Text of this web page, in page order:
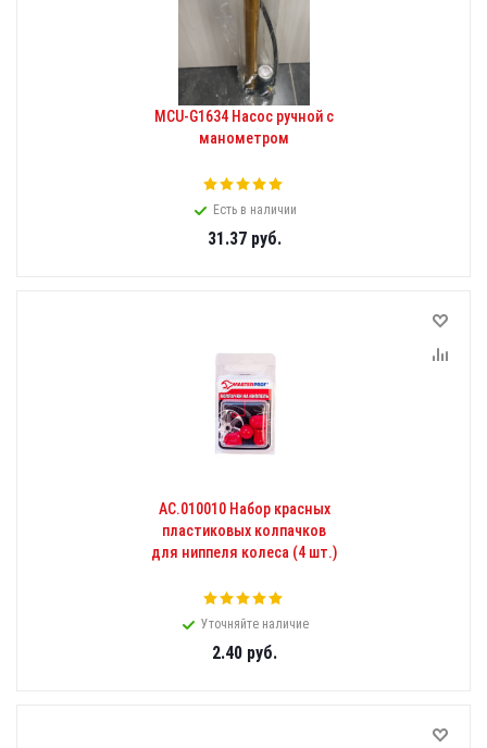
MCU-G1634 Насос ручной с
манометром
Есть в наличии
31.37руб.
АС.010010 Набор красных
пластиковых колпачков
для ниппеля колеса (4 шт.)
Уточняйте наличие
2.40руб.